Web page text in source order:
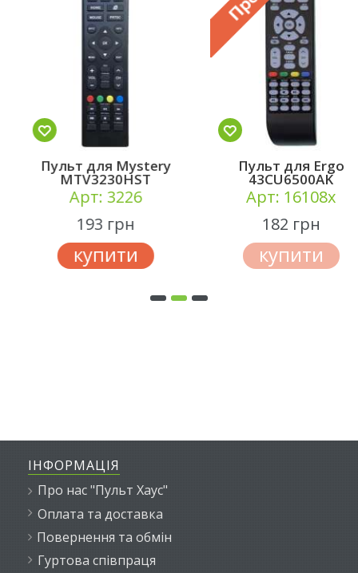
Пульт для Mystery
MTV3230HST
Арт: 3226
193 грн
купити
Пульт для Ergo
43CU6500AK
Арт: 16108x
182 грн
купити
ІНФОРМАЦІЯ
Про нас "Пульт Хаус"
Оплата та доставка
Повернення та обмін
Гуртова співпраця